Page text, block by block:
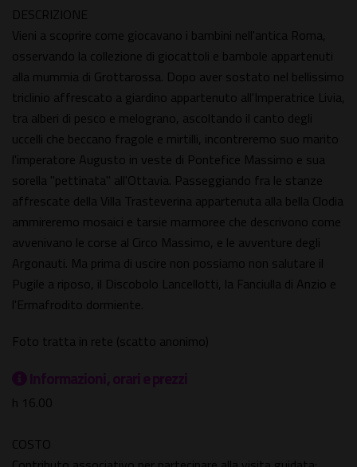
DESCRIZIONE
Vieni a scoprire come giocavano i bambini nell'antica Roma,
osservando la collezione di giocattoli e bambole appartenuti
alla mummia di Grottarossa. Dopo aver sostato nel bellissimo
triclinio affrescato a giardino appartenuto all'Imperatrice Livia,
tra alberi di pesco e melograno, ascoltando il canto degli
uccelli che beccano fragole e mirtilli, incontreremo suo marito
l'imperatore Augusto in veste di Pontefice Massimo e sua
sorella "pettinata" all'Ottavia. Passeggiando fra le stanze
affrescate della Villa Trasteverina appartenuta alla bella Clodia
ammireremo mosaici e tarsie marmoree che descrivono come
avvenivano le corse al Circo Massimo, e le avventure degli
Argonauti. Ma prima di uscire non possiamo non salutare il
Pugile a riposo, il Discobolo Lancellotti, la Fanciulla di Anzio e
l'Ermafrodito dormiente.
Foto tratta in rete (scatto anonimo)
Informazioni, orari e prezzi
h 16.00
COSTO